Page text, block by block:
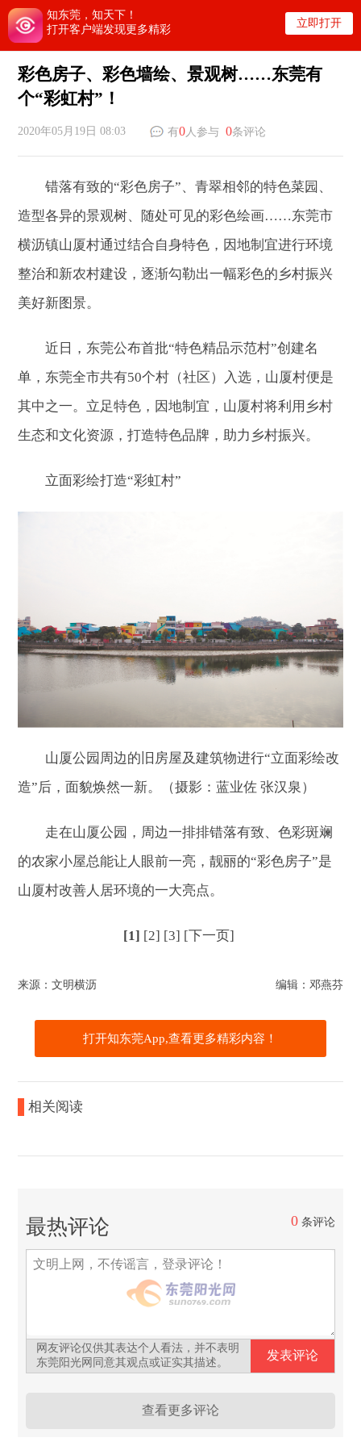
知东莞，知天下！
打开客户端发现更多精彩
立即打开
彩色房子、彩色墙绘、景观树……东莞有
个“彩虹村”！
2020年05月19日 08:03 有0人参与0条评论
错落有致的“彩色房子”、青翠相邻的特色菜园、
造型各异的景观树、随处可见的彩色绘画……东莞市
横沥镇山厦村通过结合自身特色，因地制宜进行环境
整治和新农村建设，逐渐勾勒出一幅彩色的乡村振兴
美好新图景。
近日，东莞公布首批“特色精品示范村”创建名
单，东莞全市共有50个村（社区）入选，山厦村便是
其中之一。立足特色，因地制宜，山厦村将利用乡村
生态和文化资源，打造特色品牌，助力乡村振兴。
立面彩绘打造“彩虹村”
山厦公园周边的旧房屋及建筑物进行“立面彩绘改
造”后，面貌焕然一新。（摄影：蓝业佐 张汉泉）
走在山厦公园，周边一排排错落有致、色彩斑斓
的农家小屋总能让人眼前一亮，靓丽的“彩色房子”是
山厦村改善人居环境的一大亮点。
[1] [2] [3] [下一页]
来源：​文明横沥 编辑：邓燕芬
打开知东莞App,查看更多精彩内容！
相关阅读
最热评论 0 条评论
网友评论仅供其表达个人看法，并不表明
东莞阳光网同意其观点或证实其描述。
查看更多评论